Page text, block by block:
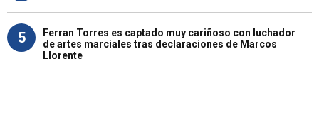
5
Ferran Torres es captado muy cariñoso con luchador
de artes marciales tras declaraciones de Marcos
Llorente